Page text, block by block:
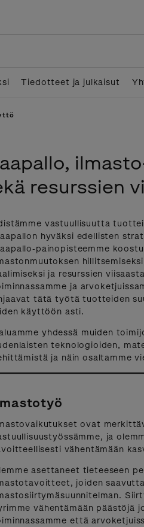
Tiedotteet ja julkaisut
resurssien
vastuullisuutta
hyväksi edellisten
ja resurssien
ja
tätä työtä tuotteiden
käyttöön asti.
yhdessä muiden
teknologioiden,
ja näin osaltamme
ovat
ja
vähentämään
asettaneet tieteeseen
joiden
vähentämään päästöjä
että